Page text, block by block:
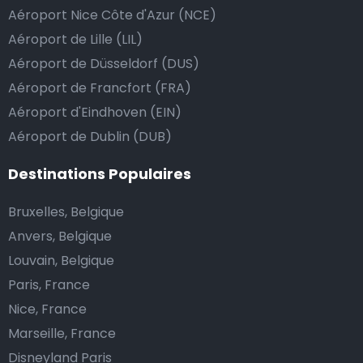
course.
Combien coûte une navette d’aéroport à Vigo?
L’un des plus gros avantages des transports
d’aéroport proposés par Airport Taxis est un tarif fixe
pas de frais supplémentaires au prix d’une course en
taxi de nuit, ni de supplément pour venir vous
chercher ou pour l’attente si votre vol a du retard.
Réservez votre navette d’aéroport abordable et
profitez de votre voyage.
Aéroport Nice Côte d'Azur (NCE)
Aéroport de Lille (LIL)
Aéroport de Düsseldorf (DUS)
Aéroport de Francfort (FRA)
Aéroport d'Eindhoven (EIN)
Aéroport de Dublin (DUB)
Destinations Populaires
Bruxelles, Belgique
Anvers, Belgique
Louvain, Belgique
Paris, France
Nice, France
Marseille, France
Disneyland Paris